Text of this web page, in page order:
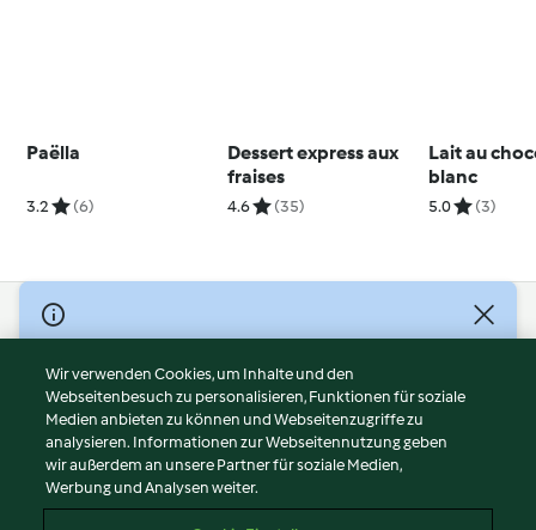
Paëlla
3.2 (6)
Dessert express aux
fraises
4.6 (35)
Lait au
blanc
5.0 (3)
© Copyright 2026
Nutzungsbedingungen
Datenschutzrichtlinien
Disclaimer
Impressum
Cookies
Wir verwenden Cookies, um Inhalte und den
Webseitenbesuch zu personalisieren, Funktionen für soziale
Medien anbieten zu können und Webseitenzugriffe zu
analysieren. Informationen zur Webseitennutzung geben
wir außerdem an unsere Partner für soziale Medien,
Werbung und Analysen weiter.